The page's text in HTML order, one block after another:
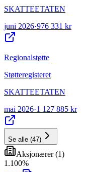
SKATTEETATEN
juni 2026·976 331 kr
Regionalstøtte
Støtteregisteret
SKATTEETATEN
mai 2026·1 127 885 kr
Se alle (47)
Aksjonærer(1)
1 .100%